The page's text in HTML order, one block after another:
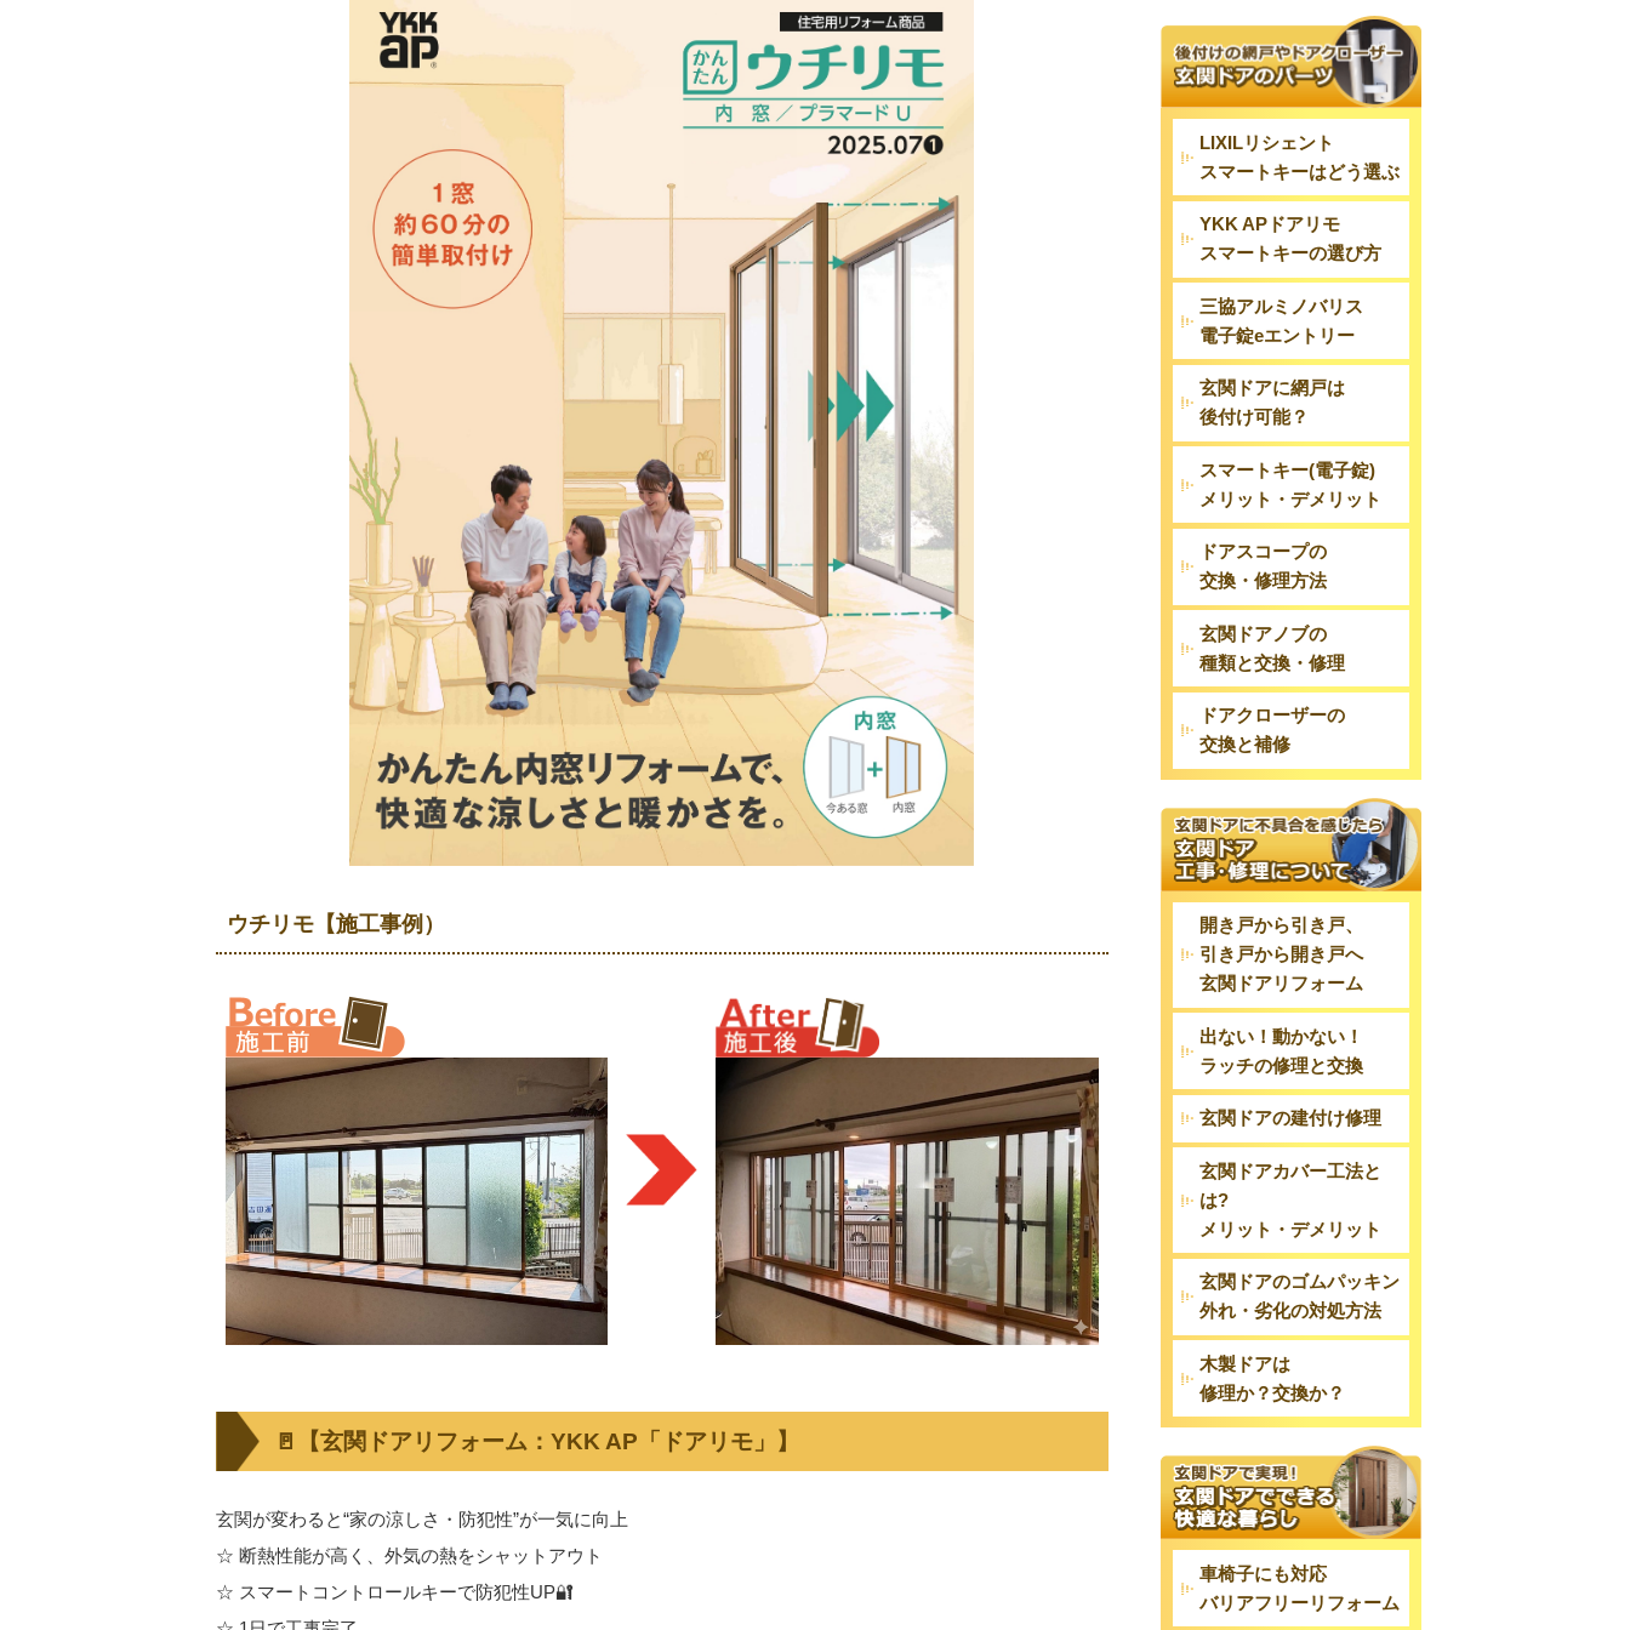
ウチリモ【施工事例）
🚪【玄関ドアリフォーム：YKK AP「ドアリモ」】
玄関が変わると“家の涼しさ・防犯性”が一気に向上
☆ 断熱性能が高く、外気の熱をシャットアウト
☆ スマートコントロールキーで防犯性UP🔐
LIXILリシェント
スマートキーはどう選ぶ
YKK APドアリモ
スマートキーの選び方
三協アルミノバリス
電子錠eエントリー
玄関ドアに網戸は
後付け可能？
スマートキー(電子錠)
メリット・デメリット
ドアスコープの
交換・修理方法
玄関ドアノブの
種類と交換・修理
ドアクローザーの
交換と補修
開き戸から引き戸、
引き戸から開き戸へ
玄関ドアリフォーム
出ない！動かない！
ラッチの修理と交換
玄関ドアの建付け修理
玄関ドアカバー工法と
は?
メリット・デメリット
玄関ドアのゴムパッキン
外れ・劣化の対処方法
木製ドアは
修理か？交換か？
車椅子にも対応
バリアフリーリフォーム